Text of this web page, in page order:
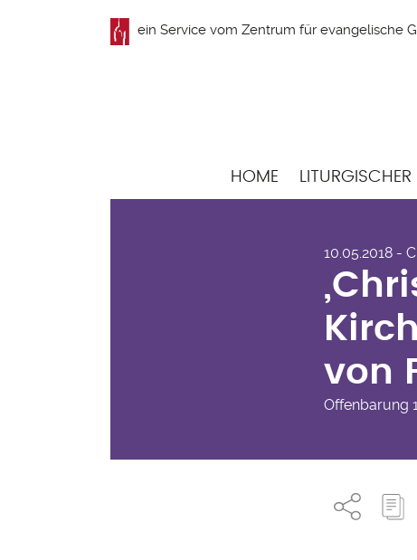
ein Service vom Zentrum für evangelische
Hauptnavigation
HOME LITURGISCHER
von
10.05.2018 -
von
Offenbarung